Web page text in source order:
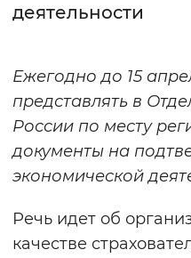
Монохромный
деятельности
Ежегодно до 15
представлять в
России по месту
документы на
экономической
Речь идет об
качестве